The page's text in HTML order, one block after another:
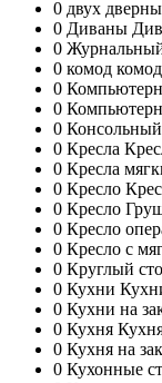
0 двух
0 Диваны
0
0 комод комод
0
0
0
0 Кресла
0 Кресла
0 Кресло
0 Кресло
0 Кресло
0 Кресло с
0 Круглый
0 Кухни
0 Кухни на
0 Кухня
0 Кухня на
0 Кухонные